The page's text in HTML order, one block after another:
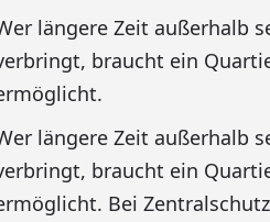
längere Zeit außerhalb
braucht ein
längere Zeit außerhalb
braucht ein
Bei